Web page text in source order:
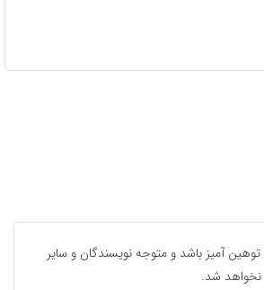
آمیز باشد و متوجه نویسندگان و سایر
نخواهد شد.